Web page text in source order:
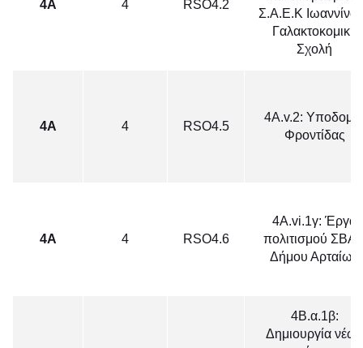
4Α 4 RSO4.2
Σ.Α.Ε.Κ Ιωαννίνων
Γαλακτοκομική
Σχολή
4Α 4 RSO4.5
4Α.v.2:
Φροντίδας
4Α 4 RSO4.6
4Α.vi.1γ: Έργα
πολιτισμού
Δήμου Αρταίων
4Β.α.1β:
Δημιουργία νέων